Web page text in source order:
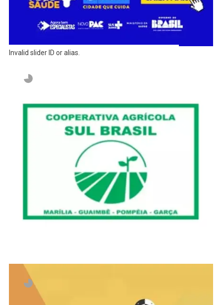
Invalid slider ID or alias.